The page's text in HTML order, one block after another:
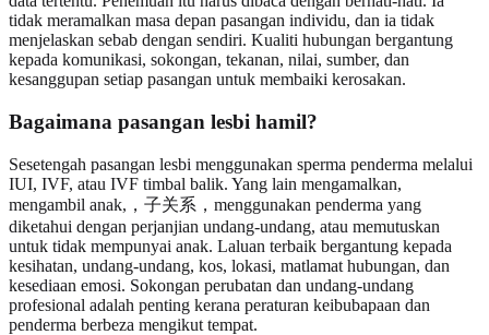
tidak meramalkan masa depan pasangan individu, dan ia tidak
menjelaskan sebab dengan sendiri. Kualiti hubungan bergantung
kepada komunikasi, sokongan, tekanan, nilai, sumber, dan
kesanggupan setiap pasangan untuk membaiki kerosakan.
Bagaimana pasangan lesbi hamil?
Sesetengah pasangan lesbi menggunakan sperma penderma melalui
IUI, IVF, atau IVF timbal balik. Yang lain mengamalkan,
mengambil anak,，子关系，menggunakan penderma yang
diketahui dengan perjanjian undang-undang, atau memutuskan
untuk tidak mempunyai anak. Laluan terbaik bergantung kepada
kesihatan, undang-undang, kos, lokasi, matlamat hubungan, dan
kesediaan emosi. Sokongan perubatan dan undang-undang
profesional adalah penting kerana peraturan keibubapaan dan
penderma berbeza mengikut tempat.